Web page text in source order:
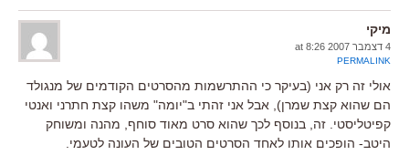
מיקי
4 דצמבר 2007 at 8:26
PERMALINK
אולי זה רק אני (בעיקר כי ההתרשמות מהסרטים הקודמים של מנגולד
הם שהוא קצת שמרן), אבל אני זהתי ב"יומה" משהו קצת חתרני ואנטי
קפיטליסטי. זה, בנוסף לכך שהוא סרט מאוד סוחף, מהנה ומשוחק
היטב- הופכים אותו לאחד הסרטים הטובים של העונה לטעמי.